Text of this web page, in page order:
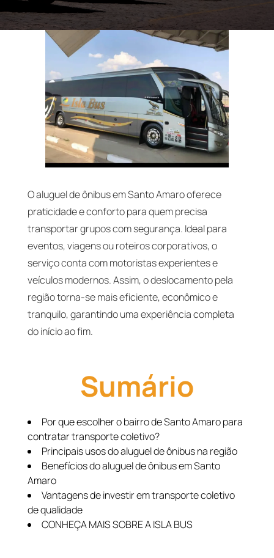
O aluguel de ônibus em Santo Amaro oferece
praticidade e conforto para quem precisa
transportar grupos com segurança. Ideal para
eventos, viagens ou roteiros corporativos, o
serviço conta com motoristas experientes e
veículos modernos. Assim, o deslocamento pela
região torna-se mais eficiente, econômico e
tranquilo, garantindo uma experiência completa
do início ao fim.
Sumário
Por que escolher o bairro de Santo Amaro para
contratar transporte coletivo?
Principais usos do aluguel de ônibus na região
Benefícios do aluguel de ônibus em Santo
Amaro
Vantagens de investir em transporte coletivo
de qualidade
CONHEÇA MAIS SOBRE A ISLA BUS